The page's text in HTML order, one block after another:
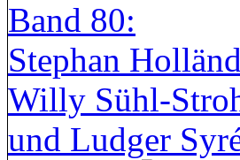
Band 80:
Stephan
Willy Sühl-
und Ludger